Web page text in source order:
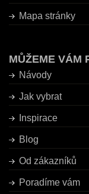
Mapa stránky
MŮŽEME VÁM
Návody
Jak vybrat
Inspirace
Blog
Od zákazníků
Poradíme vám